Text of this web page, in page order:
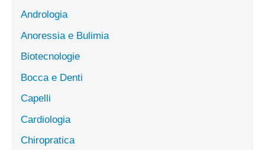
Andrologia
Anoressia e Bulimia
Biotecnologie
Bocca e Denti
Capelli
Cardiologia
Chiropratica